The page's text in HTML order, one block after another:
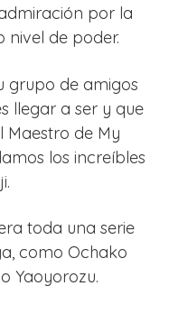
por la
nivel de poder.
grupo de amigos
llegar a ser y que
Maestro de My
los increíbles
toda una serie
como Ochako
Yaoyorozu.